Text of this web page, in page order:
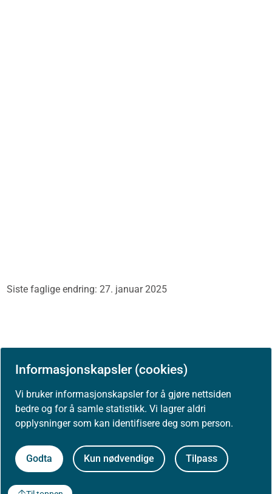
Informasjonskapsler (cookies)
Vi bruker informasjonskapsler for å gjøre nettsiden
bedre og for å samle statistikk. Vi lagrer aldri
opplysninger som kan identifisere deg som person.
Godta Kun nødvendige Tilpass
Siste faglige endring: 27. januar 2025
Skriv ut / lag PDF